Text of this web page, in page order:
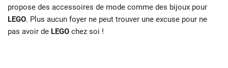
propose des accessoires de mode comme des bijoux pour
LEGO. Plus aucun foyer ne peut trouver une excuse pour ne
pas avoir de LEGO chez soi !